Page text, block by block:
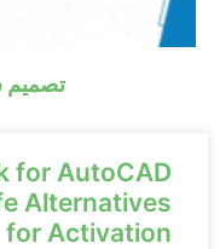
تصميم
for AutoCAD
Alternatives
for Activation